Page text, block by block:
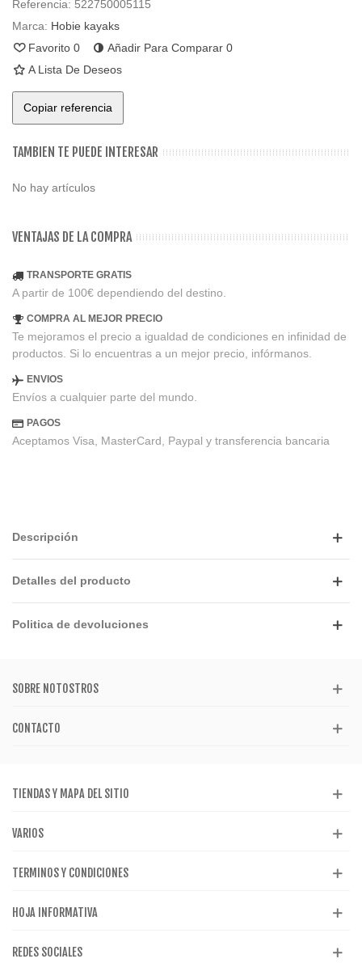
Referencia: 522750005115
Marca: Hobie kayaks
Favorito 0 Añadir Para Comparar 0
A Lista De Deseos
Copiar referencia
TAMBIEN TE PUEDE INTERESAR
No hay artículos
VENTAJAS DE LA COMPRA
TRANSPORTE GRATIS
A partir de 100€ dependiendo del destino.
COMPRA AL MEJOR PRECIO
Te mejoramos el precio a igualdad de condiciones en infinidad de
productos. Si lo encuentras a un mejor precio, infórmanos.
ENVIOS
Envíos a cualquier parte del mundo.
PAGOS
Aceptamos Visa, MasterCard, Paypal y transferencia bancaria
Descripción
Detalles del producto
Politica de devoluciones
SOBRE NOTOSTROS
CONTACTO
TIENDAS Y MAPA DEL SITIO
VARIOS
TERMINOS Y CONDICIONES
HOJA INFORMATIVA
REDES SOCIALES